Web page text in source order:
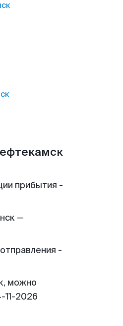
прибытия -
—
-
можно
11-2026